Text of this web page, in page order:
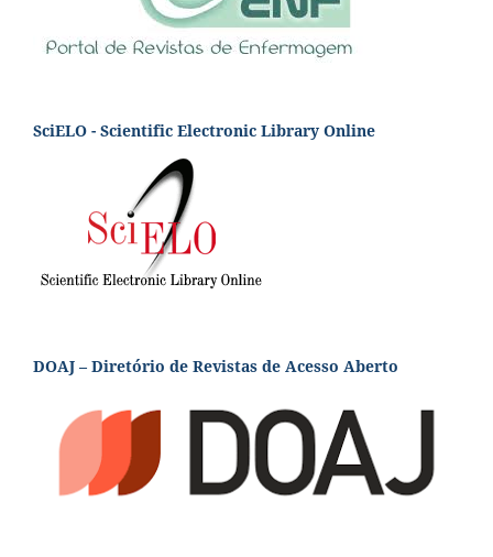
SciELO - Scientific Electronic Library Online
DOAJ – Diretório de Revistas de Acesso Aberto